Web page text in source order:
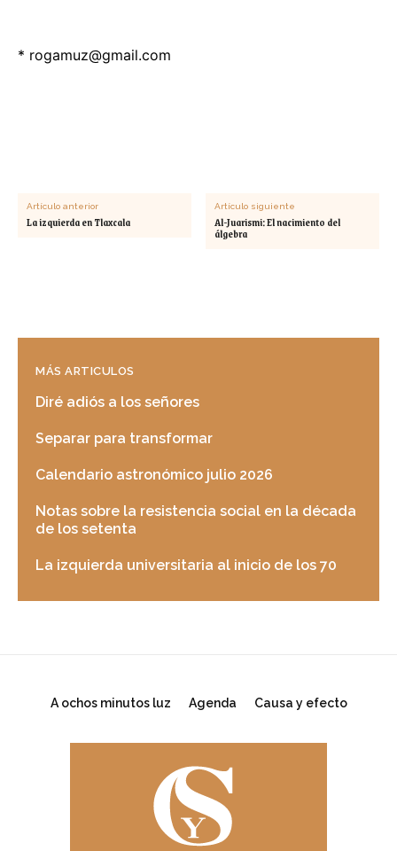
* rogamuz@gmail.com
Artículo anterior
La izquierda en Tlaxcala
Artículo siguiente
Al-Juarismi: El nacimiento del
álgebra
MÁS ARTICULOS
Diré adiós a los señores
Separar para transformar
Calendario astronómico julio 2026
Notas sobre la resistencia social en la década
de los setenta
La izquierda universitaria al inicio de los 70
A ochos minutos luz Agenda Causa y efecto